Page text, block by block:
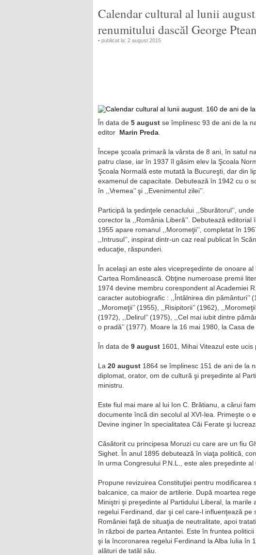
Calendar cultural al lunii
renumitului dascăl George
• publicat la: 2 august 2015
În data de 5 august se împlinesc 93 de ani de la
editor Marin Preda
Începe şcoala primară la vârsta de 8 ani, în satul
patru clase, iar în 1937 îl găsim elev la Şcoala
Şcoala Normală este mutată la Bucureşti, dar din
examenul de capacitate. Debutează în 1942 cu o
în ,,Vremea’’ şi ,,Evenimentul zilei’’.
Participă la şedinţele cenaclului ,,Sburătorul’’,
corector la ,,România Liberă’’. Debutează
1955 apare romanul ,,Moromeţii’’, completat în
,,Intrusul’’, inspirat dintr-un caz real publicat în
educaţie, răspunderi.
În acelaşi an este ales vicepreşedinte de onoare
Cartea Românească. Obţine numeroase premii
1974 devine membru corespondent al Academiei
caracter autobiografic : ,,Întâlnirea din pământuri’’
,,Moromeţii’’ (1955), ,,Risipitorii’’ (1962),
(1972), ,,Delirul’’ (1975), ,,Cel mai iubit dintre
o pradă’’ (1977). Moare la 16 mai 1980, la Casa
În data de 9 august 1601, Mihai Viteazul este ucis
La 20 august 1864 se împlinesc 151 de ani de la
diplomat, orator, om de cultură şi preşedinte al
ministru.
Este fiul mai mare al lui Ion C. Brătianu, a cărui
documente încă din secolul al XVI-lea. Primeşte o
Devine inginer în specialitatea Căi Ferate şi
Căsătorit cu principesa Moruzi cu care are un fiu
Sighet. În anul 1895 debutează în viaţa politică,
în urma Congresului P.N.L., este ales preşedinte al
Propune revizuirea Constituţiei pentru
balcanice, ca maior de artilerie. După moartea
Miniştri şi preşedinte al Partidului Liberal, la
regelui Ferdinand, dar şi cel care-l influenţează
României faţă de situaţia de neutralitate, apoi
în război de partea Antantei. Este în fruntea
şi la încoronarea regelui Ferdinand la Alba Iulia în
alături de tatăl său.